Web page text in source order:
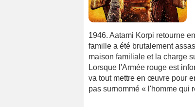
1946. Aatami Korpi retourne
famille a été brutalement
maison familiale et la charge
Lorsque l'Armée rouge est
va tout mettre en œuvre pour
pas surnommé « l'homme qui